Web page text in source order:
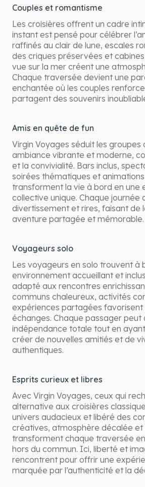
Couples et romantisme
Les croisières offrent un cadre
instant est pensé pour célébrer
raffinés au clair de lune, escales
des criques préservées et
vue sur la mer créent une
Chaque traversée devient une
enchantée où les couples
partagent des souvenirs
Amis en quête de fun
Virgin Voyages séduit les groupes
ambiance vibrante et moderne,
et la convivialité. Bars inclus,
soirées thématiques et
transforment la vie à bord en une
collective unique. Chaque journée
divertissement et rires, faisant de
aventure partagée et mémorable.
Voyageurs solo
Les voyageurs en solo trouvent à
environnement accueillant et
adapté aux rencontres
communs chaleureux, activités
expériences partagées favorisent
échanges. Chaque passager peut
indépendance totale tout en
créer de nouvelles amitiés et de
authentiques.
Esprits curieux et libres
Avec Virgin Voyages, ceux qui
alternative aux croisières
univers audacieux et libéré des
créatives, atmosphère décalée et
transforment chaque traversée
hors du commun. Ici, liberté et
rencontrent pour offrir une
marquée par l’authenticité et la